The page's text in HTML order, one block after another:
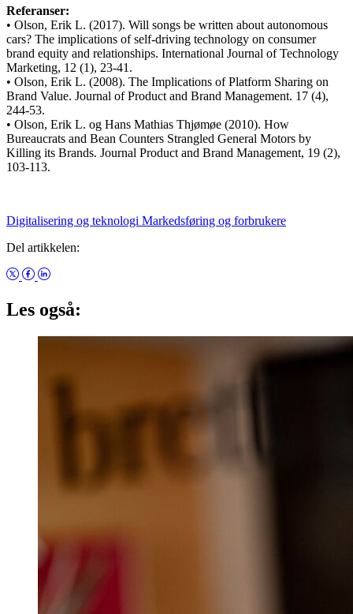
Referanser:
• Olson, Erik L. (2017). Will songs be written about autonomous
cars? The implications of self-driving technology on consumer
brand equity and relationships. International Journal of Technology
Marketing, 12 (1), 23-41.
• Olson, Erik L. (2008). The Implications of Platform Sharing on
Brand Value. Journal of Product and Brand Management. 17 (4),
244-53.
• Olson, Erik L. og Hans Mathias Thjømøe (2010). How
Bureaucrats and Bean Counters Strangled General Motors by
Killing its Brands. Journal Product and Brand Management, 19 (2),
103-113.
Digitalisering og teknologi Markedsføring og forbrukere
Del artikkelen:
Les også: